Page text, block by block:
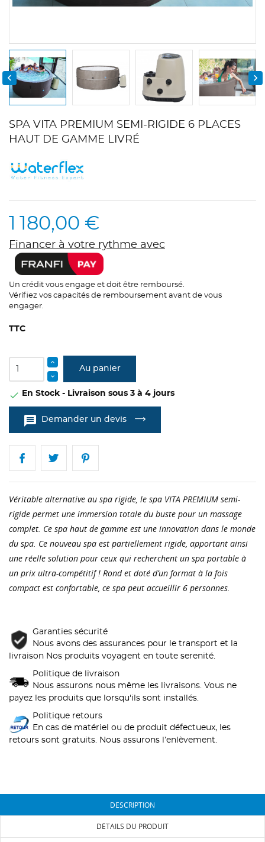
 
SPA VITA PREMIUM SEMI-RIGIDE 6 PLACES
HAUT DE GAMME LIVRÉ
1 180,00 €
Financer à votre rythme avec
Un crédit vous engage et doit être remboursé.
Vérifiez vos capacités de remboursement avant de vous
engager.
TTC
Au panier
 En Stock - Livraison sous 3 à 4 jours
message Demander un devis
Véritable alternative au spa rigide, le spa VITA PREMIUM semi-
rigide permet une immersion totale du buste pour un massage
complet. Ce spa haut de gamme est une innovation dans le monde
du spa. Ce nouveau spa est partiellement rigide, apportant ainsi
une réelle solution pour ceux qui recherchent un spa portable à
un prix ultra-compétitif ! Rond et doté d’un format à la fois
compact est confortable, ce spa peut accueillir 6 personnes.
Garanties sécurité
Nous avons des assurances pour le transport et la
livraison Nos produits voyagent en toute serenité.
Politique de livraison
Nous assurons nous même les livraisons. Vous ne
payez les produits que lorsqu'ils sont installés.
Politique retours
En cas de matériel ou de produit défectueux, les
retours sont gratuits. Nous assurons l’enlèvement.
DESCRIPTION
DÉTAILS DU PRODUIT